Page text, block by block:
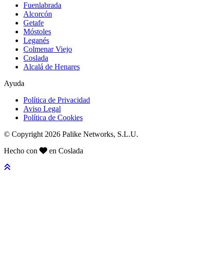
Fuenlabrada
Alcorcón
Getafe
Móstoles
Leganés
Colmenar Viejo
Coslada
Alcalá de Henares
Ayuda
Política de Privacidad
Aviso Legal
Política de Cookies
© Copyright 2026 Palike Networks, S.L.U.
Hecho con
en Coslada